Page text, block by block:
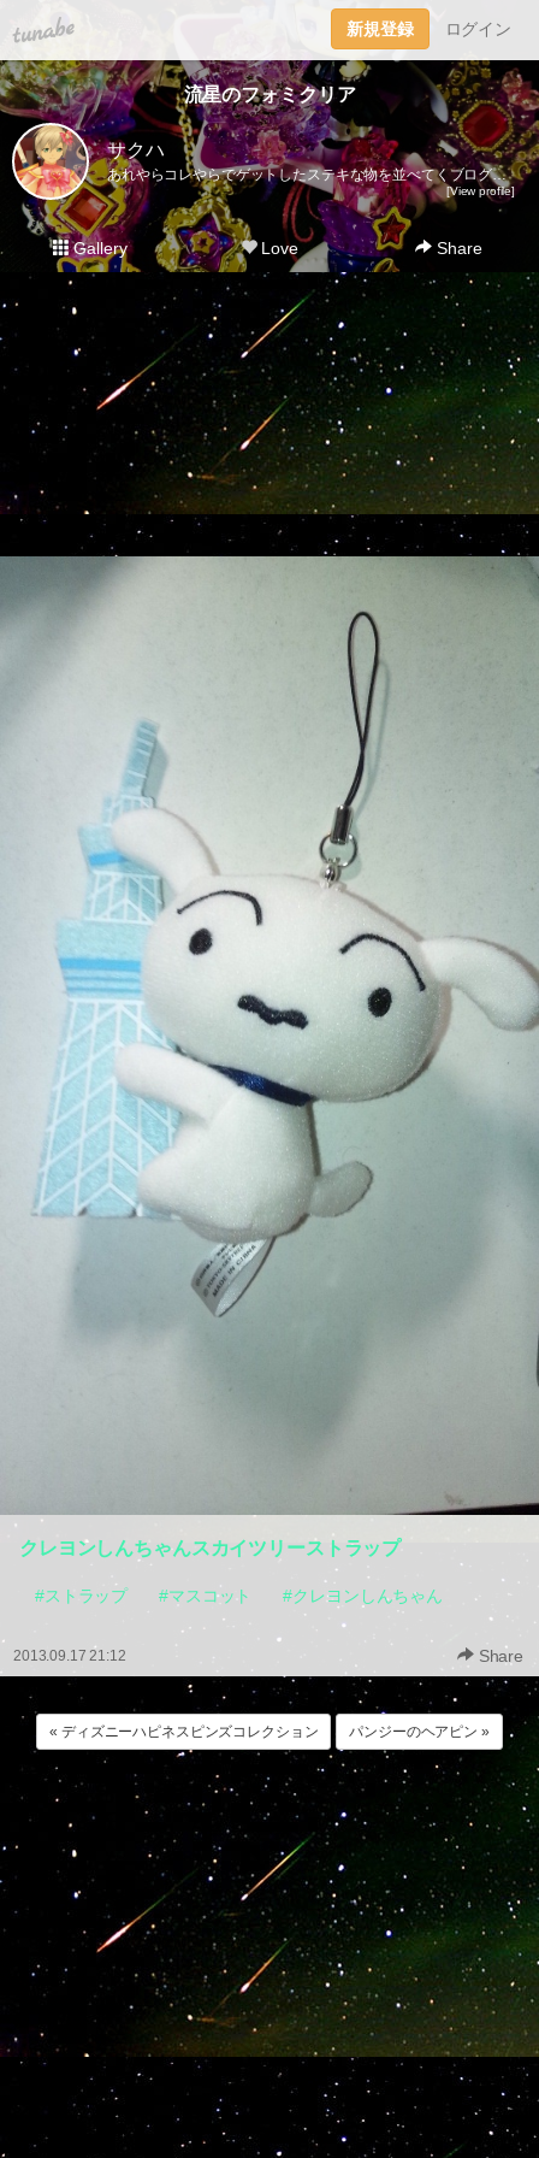
tuna.be 新規登録 ログイン
流星のフォミクリア
サクハ
あれやらコレやらでゲットしたステキな物を並べてくブログ。レアなものからそーでもないものまでジャンル問わずいろいろ載っけて行きます。主観ですが魔女っ子系（女児アニメ）やチープトイ、メッキのキラキラしたものは「キラキラかわいいもの」でまとめてみました。お探しの方はそちらのタグを見ていただくと便利です！ルミティアが出る度にダークカラーをゲットするので並べてみました。パクト、ステッキ2、ジュエルは完全に運です。それ以降はオープンパッケージなので買いやすくて助かります。写真が差し替えても変わらないバグ？が発生してるみたいです…追記ありで写真と内容が合わない記事がありますが気にせずお待ちください…正直コメントは気分でつけたりつけなかったりしてます。過去記事に追加があったり逆に消えてたりするのはその為。シリーズ物で見たいときは記事下やサイドバーにあるタグを使うと早いです。※お譲りや売買はいかなる物もいたしておりません。また、写真の無断転載も禁止しております。本館（ドール、雑貨ブログ）→http://blog.livedoor.jp/watanabeco/別館（ゲーム、イラストブログ）→http://sunphysics.blog.shinobi.jp/ツイッター本垢 ＠Sakuha3983 https://twitter.com/Sakuha3983趣味垢 @arukakirakira https://twitter.com/arukakirakira
[View profile]
Gallery Love Share
クレヨンしんちゃんスカイツリーストラップ
#ストラップ #マスコット #クレヨンしんちゃん
2013.09.17 21:12 Share
« ディズニーハピネスピンズコレクション パンジーのヘアピン »